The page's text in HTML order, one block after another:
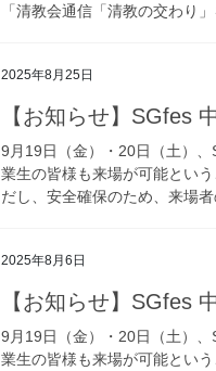
「清教会通信「清教の交わり
2025年8月25日
【お知らせ】SGfes
9月19日（金）・20日（土）
業生の皆様も来場が可能とい
だし、安全確保のため、来場
2025年8月6日
【お知らせ】SGfes
9月19日（金）・20日（土）
業生の皆様も来場が可能とい